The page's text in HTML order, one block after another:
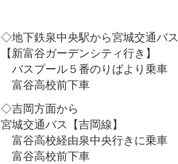
◇地下鉄泉中央駅から宮城交通バス
【新富谷ガーデンシティ行き】
バスプール５番のりばより乗車
富谷高校前下車
◇吉岡方面から
宮城交通バス【吉岡線】
富谷高校経由泉中央行きに乗車
富谷高校前下車